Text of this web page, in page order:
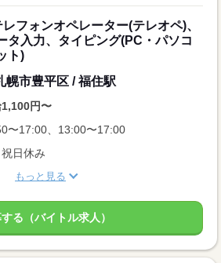
フォンオペレーター(テレオペ)、
タ入力、タイピング(PC・パソコ
ト)
幌市豊平区 / 福住駅
1,100円〜
〜17:00、13:00〜17:00
日休み
もっと見る
る（バイトル求人）